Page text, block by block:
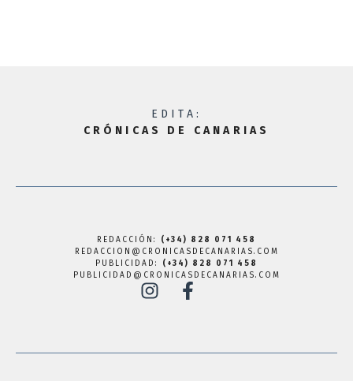
EDITA:
CRÓNICAS DE CANARIAS
REDACCIÓN: (+34) 828 071 458
REDACCION@CRONICASDECANARIAS.COM
PUBLICIDAD: (+34) 828 071 458
PUBLICIDAD@CRONICASDECANARIAS.COM